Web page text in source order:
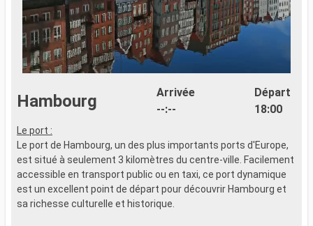
Hambourg
Arrivée
--:--
Départ
18:00
Le port :
Le port de Hambourg, un des plus importants ports d'Europe,
est situé à seulement 3 kilomètres du centre-ville. Facilement
accessible en transport public ou en taxi, ce port dynamique
est un excellent point de départ pour découvrir Hambourg et
sa richesse culturelle et historique.